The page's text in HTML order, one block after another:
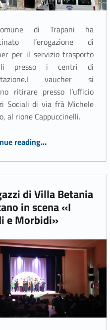
di Trapani ha
l’erogazione di
per il servizio trasporto
presso i centri di
vaucher si
ritirare presso l’ufficio
Sociali di via frà Michele
al rione Cappuccinelli.
reading“Ripristinato il servizio di trasporto per il Centro di riabilitazione”
…
di Villa Betania
in scena «I
e Morbidi»